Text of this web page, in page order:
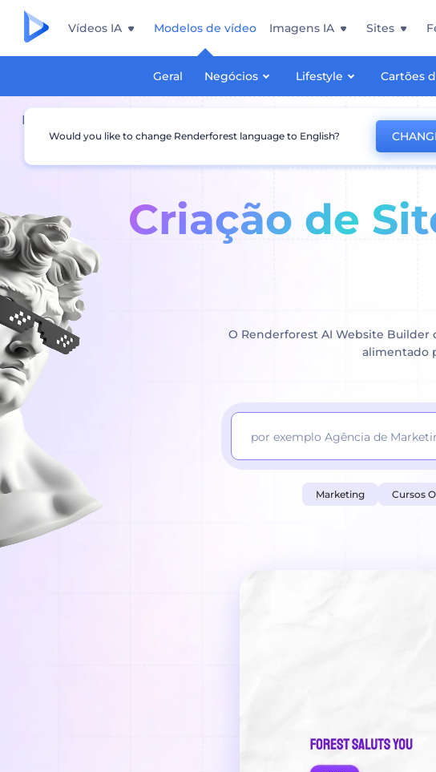
Vídeos IA Modelos de vídeo
Geral Negócios Lifestyle Cartões
Imagens IA Sites
Página principal
Criação de
O Renderforest AI Website Builder
alimentado
Marketing Cursos
Would you like to change Renderforest language to English?